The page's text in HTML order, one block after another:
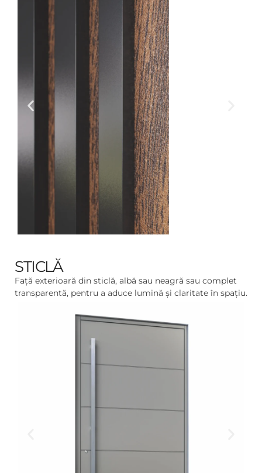
STICLĂ
Față exterioară din sticlă, albă sau neagră sau complet
transparentă, pentru a aduce lumină și claritate în spațiu.